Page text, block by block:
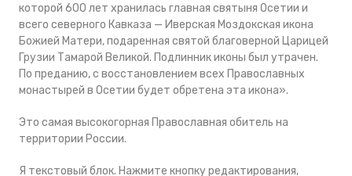
которой 600 лет хранилась главная святыня Осетии и
всего северного Кавказа — Иверская Моздокская икона
Божией Матери, подаренная святой благоверной Царицей
Грузии Тамарой Великой. Подлинник иконы был утрачен.
По преданию, с восстановлением всех Православных
монастырей в Осетии будет обретена эта икона».
Это самая высокогорная Православная обитель на
территории России.
Я текстовый блок. Нажмите кнопку редактирования,